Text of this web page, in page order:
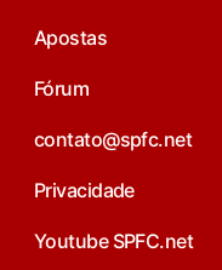
Apostas
Fórum
contato@spfc.net
Privacidade
Youtube SPFC.net